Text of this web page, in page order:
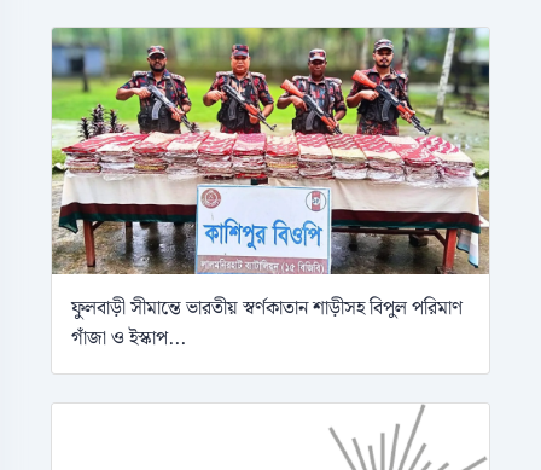
ফুলবাড়ী সীমান্তে ভারতীয় স্বর্ণকাতান শাড়ীসহ বিপুল পরিমাণ
গাঁজা ও ইস্কাপ...